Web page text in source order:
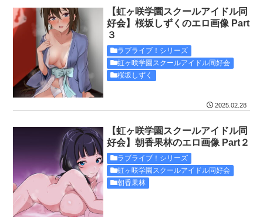
【虹ヶ咲学園スクールアイドル同
好会】桜坂しずくのエロ画像 Part
３
ラブライブ！シリーズ
虹ヶ咲学園スクールアイドル同好会
桜坂しずく
2025.02.28
【虹ヶ咲学園スクールアイドル同
好会】朝香果林のエロ画像 Part２
ラブライブ！シリーズ
虹ヶ咲学園スクールアイドル同好会
朝香果林